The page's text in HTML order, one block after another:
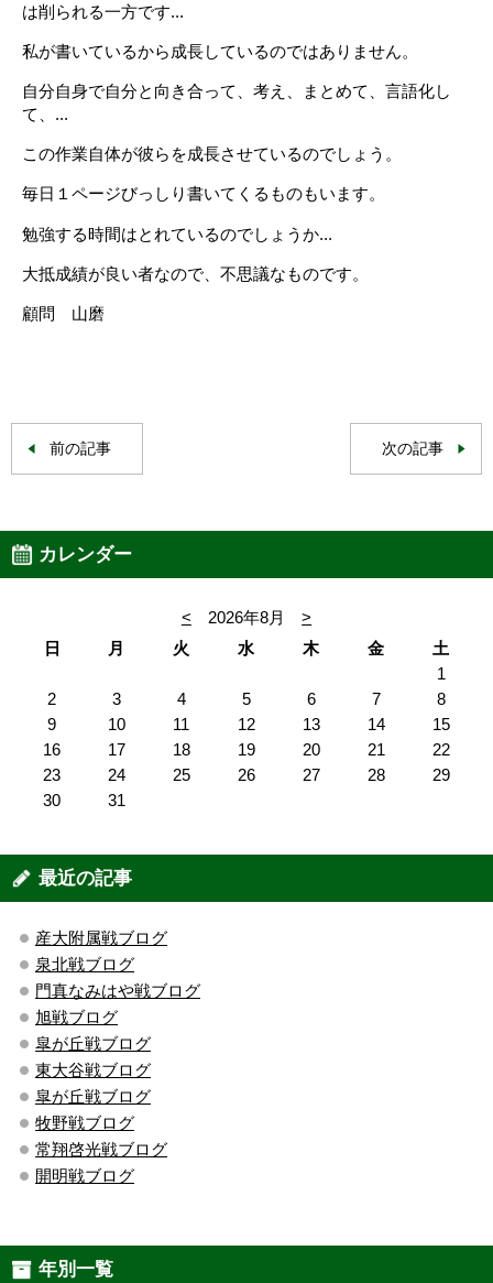
は削られる一方です...
私が書いているから成長しているのではありません。
自分自身で自分と向き合って、考え、まとめて、言語化し
て、...
この作業自体が彼らを成長させているのでしょう。
毎日１ページびっしり書いてくるものもいます。
勉強する時間はとれているのでしょうか...
大抵成績が良い者なので、不思議なものです。
顧問 山磨
前の記事 次の記事
カレンダー
< 2026年8月
>
日
月 火 水 木 金
土
1
2
3 4 5 6 7
8
9
10 11 12 13 14
15
16
17 18 19 20 21
22
23
24 25 26 27 28
29
30
31
最近の記事
産大附属戦ブログ
泉北戦ブログ
門真なみはや戦ブログ
旭戦ブログ
皐が丘戦ブログ
東大谷戦ブログ
皐が丘戦ブログ
牧野戦ブログ
常翔啓光戦ブログ
開明戦ブログ
年別一覧